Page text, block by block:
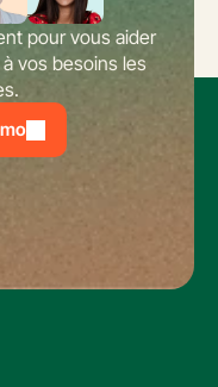
pour vous aider
vos besoins les